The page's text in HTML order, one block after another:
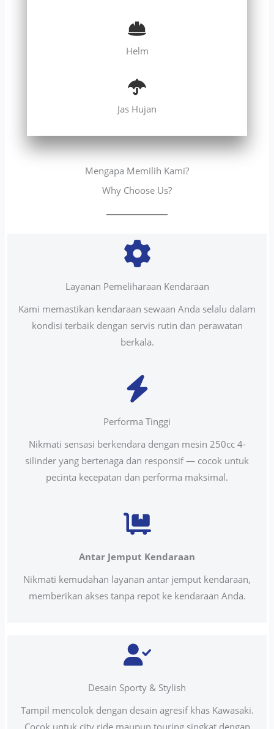
Helm
Jas Hujan
Mengapa Memilih Kami?
Why Choose Us?
Layanan Pemeliharaan Kendaraan
Kami memastikan kendaraan sewaan Anda selalu dalam
kondisi terbaik dengan servis rutin dan perawatan
berkala.
Performa Tinggi
Nikmati sensasi berkendara dengan mesin 250cc 4-
silinder yang bertenaga dan responsif — cocok untuk
pecinta kecepatan dan performa maksimal.
Antar Jemput Kendaraan
Nikmati kemudahan layanan antar jemput kendaraan,
memberikan akses tanpa repot ke kendaraan Anda.
Desain Sporty & Stylish
Tampil mencolok dengan desain agresif khas Kawasaki.